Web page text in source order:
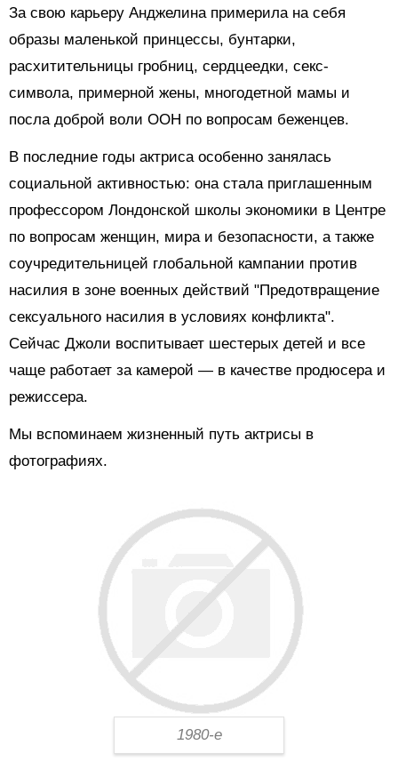
За свою карьеру Анджелина примерила на себя
образы маленькой принцессы, бунтарки,
расхитительницы гробниц, сердцеедки, секс-
символа, примерной жены, многодетной мамы и
посла доброй воли ООН по вопросам беженцев.
В последние годы актриса особенно занялась
социальной активностью: она стала приглашенным
профессором Лондонской школы экономики в Центре
по вопросам женщин, мира и безопасности, а также
соучредительницей глобальной кампании против
насилия в зоне военных действий "Предотвращение
сексуального насилия в условиях конфликта".
Сейчас Джоли воспитывает шестерых детей и все
чаще работает за камерой — в качестве продюсера и
режиссера.
Мы вспоминаем жизненный путь актрисы в
фотографиях.
1980-е